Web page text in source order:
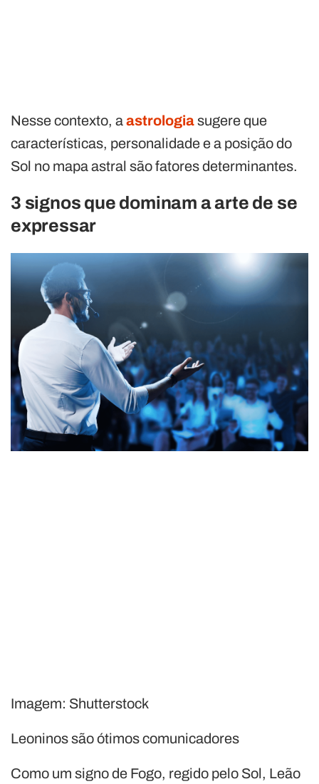
Nesse contexto, aastrologiasugere que
características, personalidade e a posição do
Sol no mapa astral são fatores determinantes.
3 signos que dominam a arte de se
expressar
Imagem: Shutterstock
Leoninos são ótimos comunicadores
Como um signo de Fogo, regido pelo Sol, Leão